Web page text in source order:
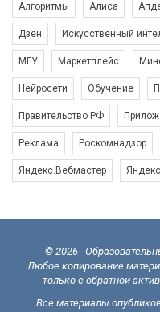
Алгоритмы Алиса
Дзен Искусственный
МГУ Маркетплейс
Нейросети Обучение
Правительство РФ
Реклама Роскомнадзор
Яндекс.Вебмастер
© 2026 -
Любое копирование
только с обратной
Все материалы